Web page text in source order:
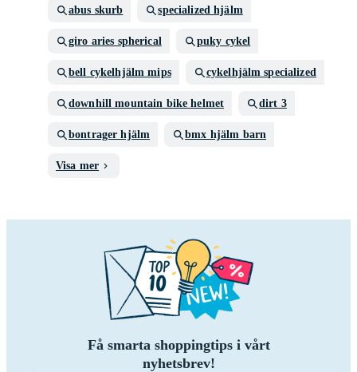
abus skurb specialized hjälm
giro aries spherical puky cykel
bell cykelhjälm mips cykelhjälm specialized
downhill mountain bike helmet dirt 3
bontrager hjälm bmx hjälm barn
Visa mer
Få smarta shoppingtips i vårt
nyhetsbrev!